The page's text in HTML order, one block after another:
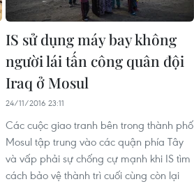
IS sử dụng máy bay không
người lái tấn công quân đội
Iraq ở Mosul
24/11/2016 23:11
Các cuộc giao tranh bên trong thành phố
Mosul tập trung vào các quận phía Tây
và vấp phải sự chống cự mạnh khi IS tìm
cách bảo vệ thành trì cuối cùng còn lại